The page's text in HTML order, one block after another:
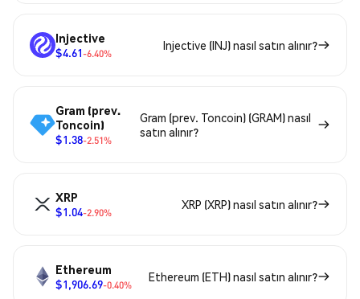
Injective
$4.61-6.40%
Injective (INJ) nasıl satın alınır?
Gram (prev.
Toncoin)
$1.38-2.51%
Gram (prev. Toncoin) (GRAM) nasıl
satın alınır?
XRP
$1.04-2.90%
XRP (XRP) nasıl satın alınır?
Ethereum
$1,906.69-0.40%
Ethereum (ETH) nasıl satın alınır?